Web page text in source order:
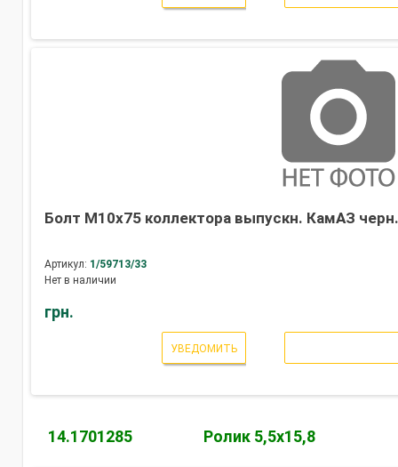
Болт М10х75 коллектора выпускн. КамАЗ
Артикул: 1/59713/33
Нет в наличии
грн.
УВЕДОМИТЬ
14.1701285 Ролик 5,5х15,8